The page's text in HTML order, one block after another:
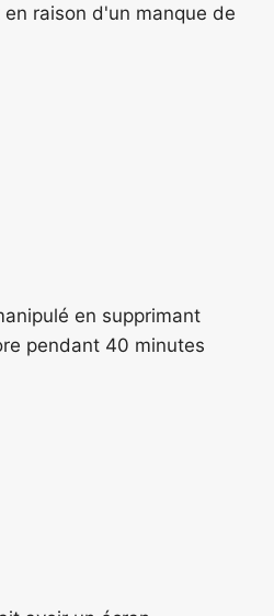
raison d'un manque de
en supprimant
pendant 40 minutes